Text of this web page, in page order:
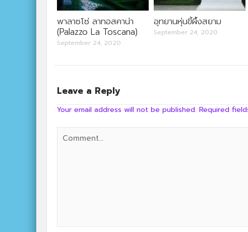
พาลาซโซ่ ลาทอสคาน่า
(Palazzo La Toscana)
September 24, 2020
อุทยานหุ่นขี้ผึ้งสยาม
September 24, 2020
Leave a Reply
Your email address will not be published. Required